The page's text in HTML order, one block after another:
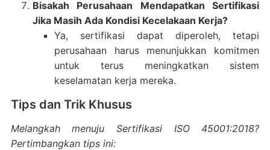
Bisakah Perusahaan Mendapatkan Sertifikasi
Jika Masih Ada Kondisi Kecelakaan Kerja?
Ya, sertifikasi dapat diperoleh, tetapi
perusahaan harus menunjukkan komitmen
untuk terus meningkatkan sistem
keselamatan kerja mereka.
Tips dan Trik Khusus
Melangkah menuju Sertifikasi ISO 45001:2018?
Pertimbangkan tips ini: